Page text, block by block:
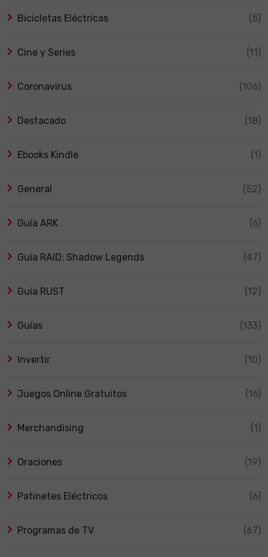
Bicicletas Eléctricas (5)
Cine y Series (11)
Coronavirus (106)
Destacado (18)
Ebooks Kindle (1)
General (52)
Guía ARK (6)
Guía RAID: Shadow Legends (47)
Guía RUST (12)
Guías (133)
Invertir (10)
Juegos Online Gratuitos (16)
Merchandising (1)
Oraciones (19)
Patinetes Eléctricos (6)
Programas de TV (67)